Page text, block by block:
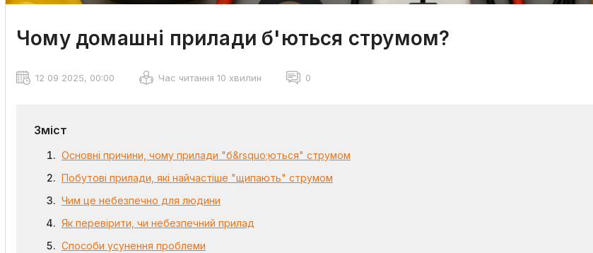
Чому домашні прилади б'ються струмом?
12 09 2025, 00:00 Час читання 10 хвилин 0
Зміст
Основні причини, чому прилади "б&rsquo;ються" струмом
Побутові прилади, які найчастіше "щипають" струмом
Чим це небезпечно для людини
Як перевірити, чи небезпечний прилад
Способи усунення проблеми